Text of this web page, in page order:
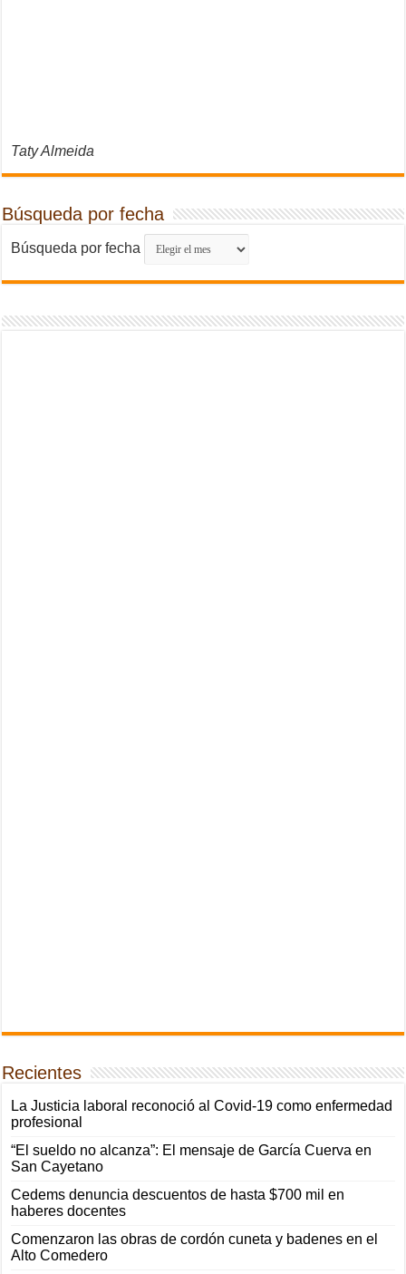
Taty Almeida
Búsqueda por fecha
Búsqueda por fecha
Recientes
La Justicia laboral reconoció al Covid-19 como enfermedad
profesional
“El sueldo no alcanza”: El mensaje de García Cuerva en
San Cayetano
Cedems denuncia descuentos de hasta $700 mil en
haberes docentes
Comenzaron las obras de cordón cuneta y badenes en el
Alto Comedero